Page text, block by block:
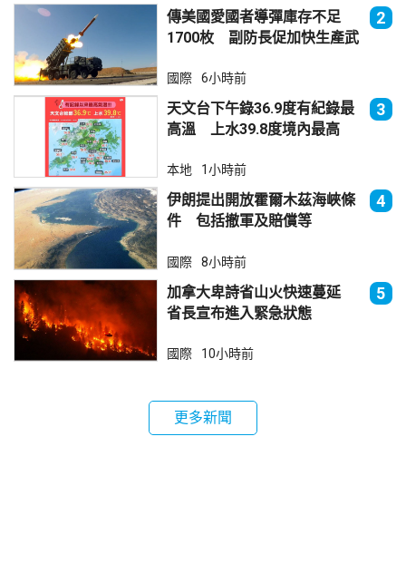
傳美國愛國者導彈庫存不足
1700枚 副防長促加快生產武
2
國際 6小時前
天文台下午錄36.9度有紀錄最
高溫 上水39.8度境內最高
3
本地 1小時前
伊朗提出開放霍爾木茲海峽條
件 包括撤軍及賠償等
4
國際 8小時前
加拿大卑詩省山火快速蔓延
省長宣布進入緊急狀態
5
國際 10小時前
更多新聞